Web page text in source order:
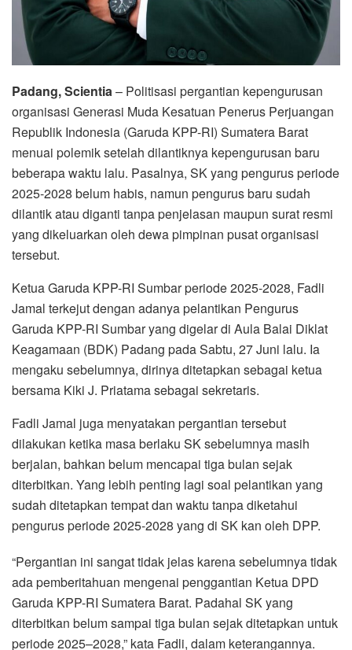
Padang, Scientia– Politisasi pergantian kepengurusan
organisasi Generasi Muda Kesatuan Penerus Perjuangan
Republik Indonesia (Garuda KPP-RI) Sumatera Barat
menuai polemik setelah dilantiknya kepengurusan baru
beberapa waktu lalu. Pasalnya, SK yang pengurus periode
2025-2028 belum habis, namun pengurus baru sudah
dilantik atau diganti tanpa penjelasan maupun surat resmi
yang dikeluarkan oleh dewa pimpinan pusat organisasi
tersebut.
Ketua Garuda KPP-RI Sumbar periode 2025-2028, Fadli
Jamal terkejut dengan adanya pelantikan Pengurus
Garuda KPP-RI Sumbar yang digelar di Aula Balai Diklat
Keagamaan (BDK) Padang pada Sabtu, 27 Juni lalu. Ia
mengaku sebelumnya, dirinya ditetapkan sebagai ketua
bersama Kiki J. Priatama sebagai sekretaris.
Fadli Jamal juga menyatakan pergantian tersebut
dilakukan ketika masa berlaku SK sebelumnya masih
berjalan, bahkan belum mencapai tiga bulan sejak
diterbitkan. Yang lebih penting lagi soal pelantikan yang
sudah ditetapkan tempat dan waktu tanpa diketahui
pengurus periode 2025-2028 yang di SK kan oleh DPP.
“Pergantian ini sangat tidak jelas karena sebelumnya tidak
ada pemberitahuan mengenai penggantian Ketua DPD
Garuda KPP-RI Sumatera Barat. Padahal SK yang
diterbitkan belum sampai tiga bulan sejak ditetapkan untuk
periode 2025–2028,” kata Fadli, dalam keterangannya.